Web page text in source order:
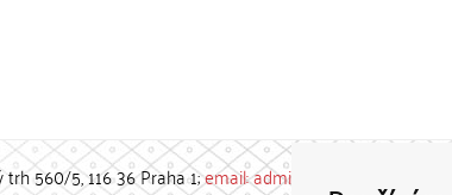
trh 560/5, 116 36 Praha 1;email: admin-repozitar [at] cuni.cz